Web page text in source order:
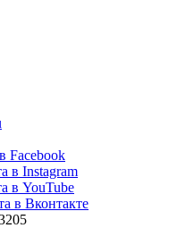
Facebook
в Instagram
в YouTube
в Вконтакте